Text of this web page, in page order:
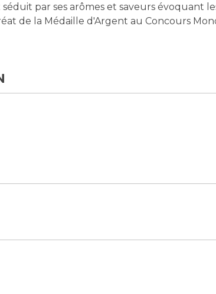
par ses arômes et saveurs évoquant
de la Médaille d'Argent au Concours